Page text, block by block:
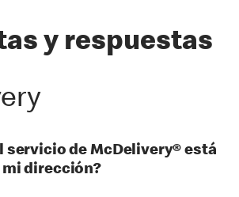
y respuestas
servicio de McDelivery® está
dirección?